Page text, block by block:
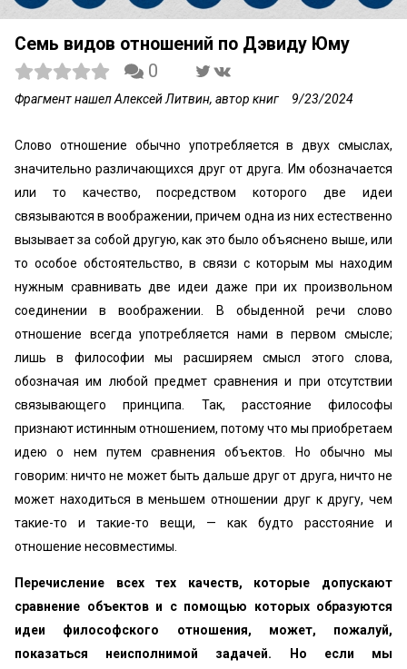
Семь видов отношений по Дэвиду Юму
0
Фрагмент нашел Алексей Литвин, автор книг 9/23/2024
Слово отношение обычно употребляется в двух смыслах,
значительно различающихся друг от друга. Им обозначается
или то качество, посредством которого две идеи
связываются в воображении, причем одна из них естественно
вызывает за собой другую, как это было объяснено выше, или
то особое обстоятельство, в связи с которым мы находим
нужным сравнивать две идеи даже при их произвольном
соединении в воображении. В обыденной речи слово
отношение всегда употребляется нами в первом смысле;
лишь в философии мы расширяем смысл этого слова,
обозначая им любой предмет сравнения и при отсутствии
связывающего принципа. Так, расстояние философы
признают истинным отношением, потому что мы приобретаем
идею о нем путем сравнения объектов. Но обычно мы
говорим: ничто не может быть дальше друг от друга, ничто не
может находиться в меньшем отношении друг к другу, чем
такие-то и такие-то вещи, — как будто расстояние и
отношение несовместимы.
Перечисление всех тех качеств, которые допускают
сравнение объектов и с помощью которых образуются
идеи философского отношения, может, пожалуй,
показаться неисполнимой задачей. Но если мы